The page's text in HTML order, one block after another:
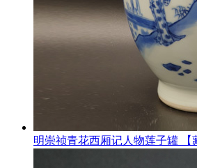
明崇祯青花西厢记人物莲子罐 【